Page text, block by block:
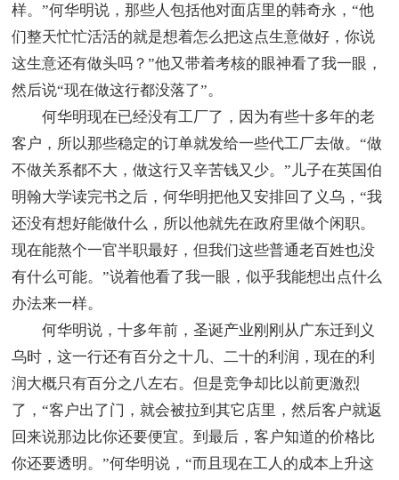
样。”何华明说，那些人包括他对面店里的韩奇永，“他
们整天忙忙活活的就是想着怎么把这点生意做好，你说
这生意还有做头吗？”他又带着考核的眼神看了我一眼，
然后说“现在做这行都没落了”。
何华明现在已经没有工厂了，因为有些十多年的老
客户，所以那些稳定的订单就发给一些代工厂去做。“做
不做关系都不大，做这行又辛苦钱又少。”儿子在英国伯
明翰大学读完书之后，何华明把他又安排回了义乌，“我
还没有想好能做什么，所以他就先在政府里做个闲职。
现在能熬个一官半职最好，但我们这些普通老百姓也没
有什么可能。”说着他看了我一眼，似乎我能想出点什么
办法来一样。
何华明说，十多年前，圣诞产业刚刚从广东迁到义
乌时，这一行还有百分之十几、二十的利润，现在的利
润大概只有百分之八左右。但是竞争却比以前更激烈
了，“客户出了门，就会被拉到其它店里，然后客户就返
回来说那边比你还要便宜。到最后，客户知道的价格比
你还要透明。”何华明说，“而且现在工人的成本上升这